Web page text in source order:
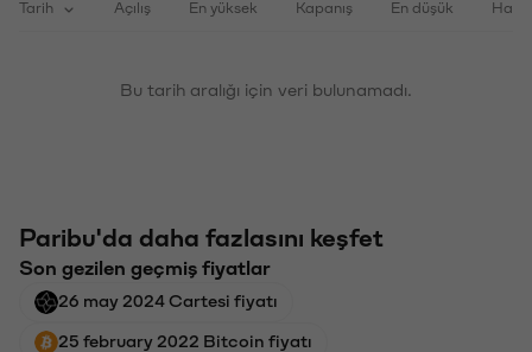
Tarih Açılış En yüksek Kapanış En düşük
Bu tarih aralığı için veri bulunamadı.
Paribu'da daha fazlasını keşfet
Son gezilen geçmiş fiyatlar
26 may 2024 Cartesi fiyatı
25 february 2022 Bitcoin fiyatı